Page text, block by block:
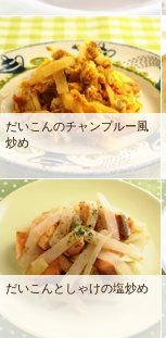
だいこんのチャンプルー風
炒め
だいこんとしゃけの塩炒め